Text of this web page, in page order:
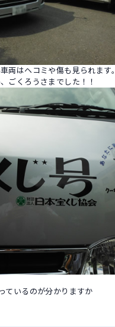
両はヘコミや傷も見られます。
ごくろうさまでした！！
ているのが分かりますか